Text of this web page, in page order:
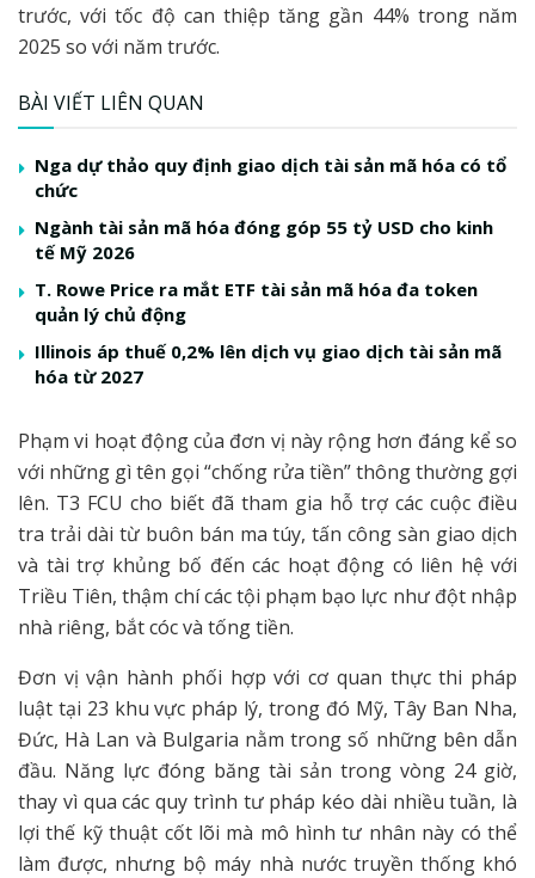
trước, với tốc độ can thiệp tăng gần 44% trong năm
2025 so với năm trước.
BÀI VIẾT LIÊN QUAN
Nga dự thảo quy định giao dịch tài sản mã hóa có tổ
chức
Ngành tài sản mã hóa đóng góp 55 tỷ USD cho kinh
tế Mỹ 2026
T. Rowe Price ra mắt ETF tài sản mã hóa đa token
quản lý chủ động
Illinois áp thuế 0,2% lên dịch vụ giao dịch tài sản mã
hóa từ 2027
Phạm vi hoạt động của đơn vị này rộng hơn đáng kể so
với những gì tên gọi “chống rửa tiền” thông thường gợi
lên. T3 FCU cho biết đã tham gia hỗ trợ các cuộc điều
tra trải dài từ buôn bán ma túy, tấn công sàn giao dịch
và tài trợ khủng bố đến các hoạt động có liên hệ với
Triều Tiên, thậm chí các tội phạm bạo lực như đột nhập
nhà riêng, bắt cóc và tống tiền.
Đơn vị vận hành phối hợp với cơ quan thực thi pháp
luật tại 23 khu vực pháp lý, trong đó Mỹ, Tây Ban Nha,
Đức, Hà Lan và Bulgaria nằm trong số những bên dẫn
đầu. Năng lực đóng băng tài sản trong vòng 24 giờ,
thay vì qua các quy trình tư pháp kéo dài nhiều tuần, là
lợi thế kỹ thuật cốt lõi mà mô hình tư nhân này có thể
làm được, nhưng bộ máy nhà nước truyền thống khó